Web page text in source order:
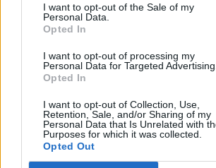
I want to opt-out of the Sale of my
Personal Data.
Opted In
I want to opt-out of processing my
Personal Data for Targeted Advertising.
Opted In
I want to opt-out of Collection, Use,
Retention, Sale, and/or Sharing of my
Personal Data that Is Unrelated with
Purposes for which it was collected.
Opted Out